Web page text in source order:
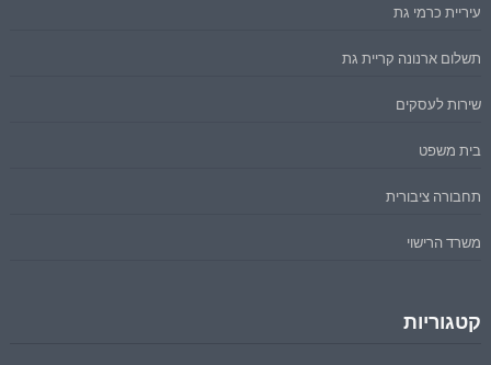
עיריית כרמי גת
תשלום ארנונה קריית גת
שירות לעסקים
בית משפט
תחבורה ציבורית
משרד הרישוי
קטגוריות